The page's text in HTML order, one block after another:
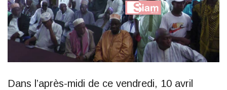
Dans l’après-midi de ce vendredi, 10 avril